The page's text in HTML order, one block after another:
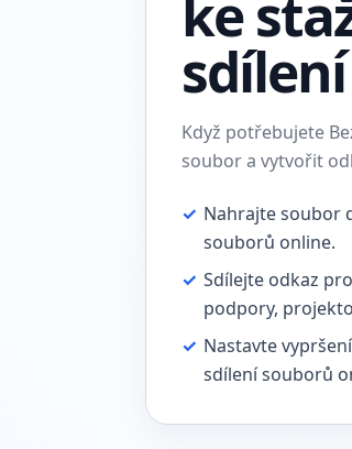
ke
Když potřebujete
soubor a vytvořit
✓ Nahrajte soubor
souborů online.
✓ Sdílejte odkaz
podpory,
✓ Nastavte
sdílení souborů